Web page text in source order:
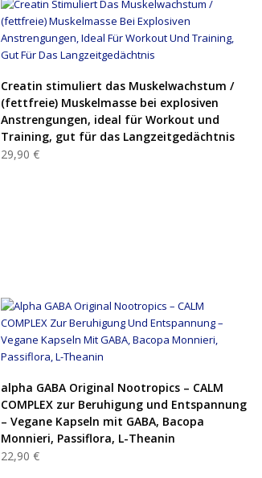
PRODUKT KAUFEN
Creatin stimuliert das Muskelwachstum /
(fettfreie) Muskelmasse bei explosiven
Anstrengungen, ideal für Workout und
Training, gut für das Langzeitgedächtnis
29,90 €
PRODUKT KAUFEN
alpha GABA Original Nootropics – CALM
COMPLEX zur Beruhigung und Entspannung
– Vegane Kapseln mit GABA, Bacopa
Monnieri, Passiflora, L-Theanin
22,90 €